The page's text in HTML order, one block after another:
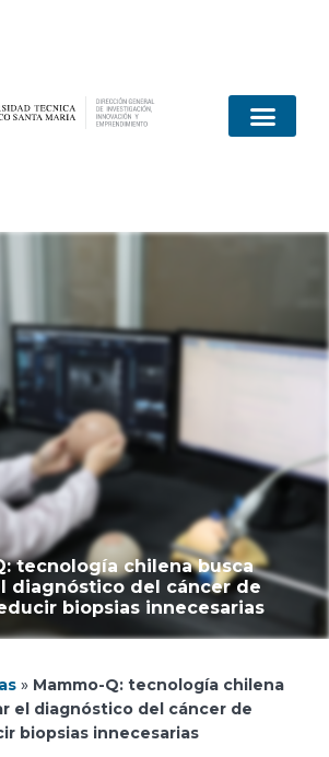
tecnología chilena busca
diagnóstico del cáncer de
biopsias innecesarias
» Mammo-Q: tecnología chilena
el diagnóstico del cáncer de
biopsias innecesarias